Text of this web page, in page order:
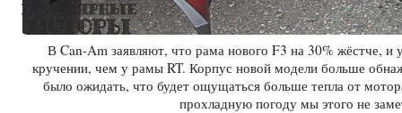
В Can-Am заявляют, что рама нового F3 на 30% жёстче, и
кручении, чем у рамы RT. Корпус новой модели больше
было ожидать, что будет ощущаться больше тепла от
прохладную погоду мы этого не